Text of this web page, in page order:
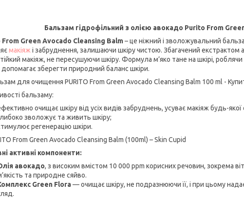
Бальзам гідрофільний з олією авокадо Purito From
Green Avocado Cleansing Balm – це ніжний і зволожувальний
макіяж і забруднення, залишаючи шкіру чистою. Збагачений екстрактом
макіяж, не пересушуючи шкіру. Формула м’яко тане на шкірі,
зберегти природний баланс шкіри.
бальзаму:
очищає шкіру від усіх видів забруднень, усуває макіяж будь-якої
зволожує та живить шкіру;
регенерацію шкіри.
активні компоненти:
авокадо, з високим вмістом 10 000 ppm корисних речовин, зокрема
та природне сяйво.
Green Flora — очищає шкіру, не подразнюючи її, і при цьому